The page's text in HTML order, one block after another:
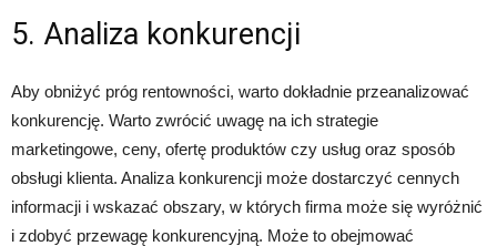
5. Analiza konkurencji
Aby obniżyć próg rentowności, warto dokładnie przeanalizować
konkurencję. Warto zwrócić uwagę na ich strategie
marketingowe, ceny, ofertę produktów czy usług oraz sposób
obsługi klienta. Analiza konkurencji może dostarczyć cennych
informacji i wskazać obszary, w których firma może się wyróżnić
i zdobyć przewagę konkurencyjną. Może to obejmować